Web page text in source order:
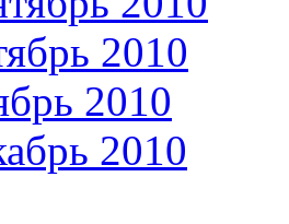
2010
2010
2010